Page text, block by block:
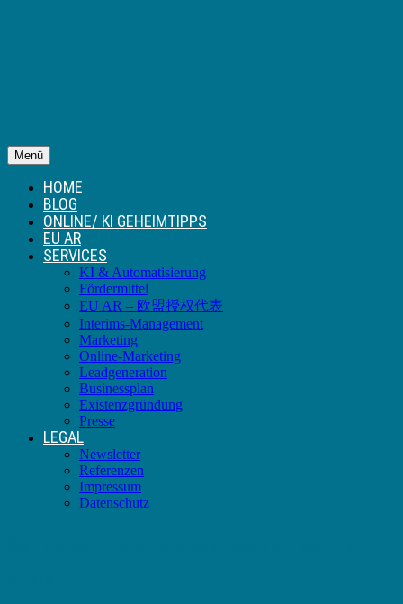
Menü
HOME
BLOG
ONLINE/ KI GEHEIMTIPPS
EU AR
SERVICES
KI & Automatisierung
Fördermittel
EU AR – 欧盟授权代表
Interims-Management
Marketing
Online-Marketing
Leadgeneration
Businessplan
Existenzgründung
Presse
LEGAL
Newsletter
Referenzen
Impressum
Datenschutz